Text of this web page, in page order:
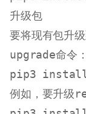
升级包
要将现有包升
upgrade命令：
例如，要升级